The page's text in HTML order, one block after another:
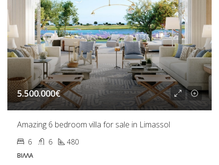
5.500.000€
Amazing 6 bedroom villa for sale in Limassol
6 6 480
ΒΊΛΛΑ